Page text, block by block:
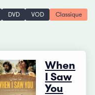
DVD VOD Classique
When
I Saw
You